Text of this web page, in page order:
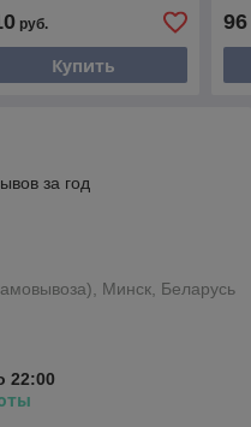
руб.
Купить
96
за год
Минск, Беларусь
22:00